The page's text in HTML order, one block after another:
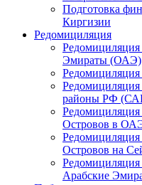
Подготовка
Киргизии
Редомициляция
Эмираты (ОАЭ)
Редомициляция
районы РФ
Островов в
Островов на
Арабские